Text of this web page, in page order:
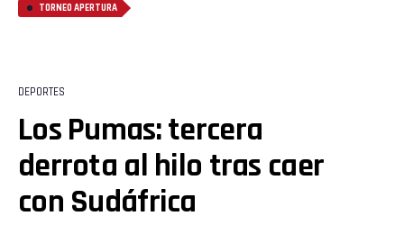
TORNEO APERTURA
DEPORTES
Los Pumas: tercera
derrota al hilo tras caer
con Sudáfrica
Flipboard
Reddit